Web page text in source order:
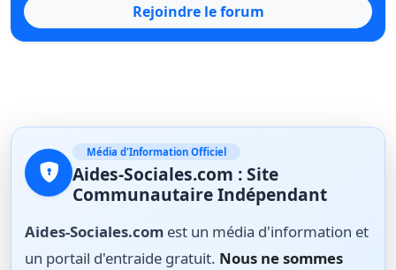
Rejoindre le forum
Média d'Information Officiel
Aides-Sociales.com : Site
Communautaire Indépendant
Aides-Sociales.com est un média d'information et
un portail d'entraide gratuit. Nous ne sommes